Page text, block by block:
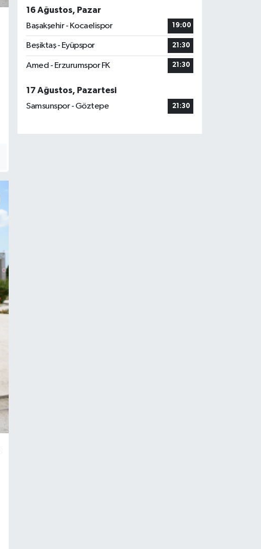
16 Ağustos, Pazar
Başakşehir - Kocaelispor
19:00
Beşiktaş - Eyüpspor 21:30
Amed - Erzurumspor FK 21:30
17 Ağustos, Pazartesi
Samsunspor - Göztepe
21:30